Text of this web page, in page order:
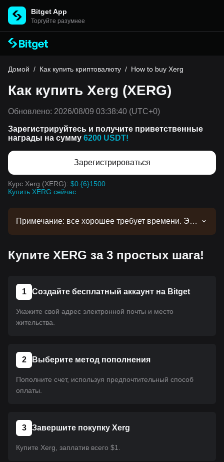
Bitget App
Торгуйте разумнее
Домой / Как купить криптовалюту / How to buy Xerg
Как купить Xerg (XERG)
Обновлено: 2026/08/09 03:38:40 (UTC+0)
Зарегистрируйтесь и получите приветственные
награды на сумму 6200 USDT!
Зарегистрироваться
Курс Xerg (XERG): $0.{6}1500
Купить XERG сейчас
Примечание: все хорошее требует времени. Эта
обновлениях листинга. Как только она появится
применимо ко всем криптовалютам,
размещенным на Bitget.
Купите XERG за 3 простых шага!
1 Создайте бесплатный аккаунт на Bitget
Укажите свой адрес электронной почты и место
жительства.
2 Выберите метод пополнения
Пополните счет, используя предпочтительный способ
оплаты.
3 Завершите покупку Xerg
Купите Xerg, заплатив всего $1.